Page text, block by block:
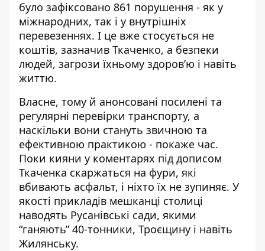
було зафіксовано 861 порушення - як у
міжнародних, так і у внутрішніх
перевезеннях. І це вже стосується не
коштів, зазначив Ткаченко, а безпеки
людей, загрози їхньому здоров’ю і навіть
життю.
Власне, тому й анонсовані посилені та
регулярні перевірки транспорту, а
наскільки вони стануть звичною та
ефективною практикою - покаже час.
Поки кияни у коментарях під дописом
Ткаченка скаржаться на фури, які
вбивають асфальт, і ніхто їх не зупиняє. У
якості прикладів мешканці столиці
наводять Русанівські сади, якими
“ганяють” 40-тонники, Троєщину і навіть
Жилянську.